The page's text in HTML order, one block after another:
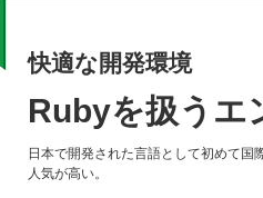
快適な開発環境
Rubyを扱うエ
日本で開発された言語として初めて
人気が高い。